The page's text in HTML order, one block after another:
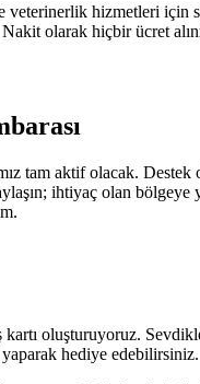
veterinerlik hizmetleri için
olarak hiçbir ücret
tam aktif olacak.
ihtiyaç olan bölgeye
kartı oluşturuyoruz.
yaparak hediye edebilirsiniz.